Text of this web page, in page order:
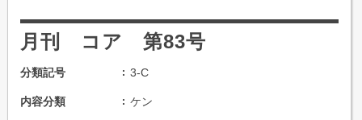
月刊 コア 第83号
分類記号 3-C
内容分類 ケン